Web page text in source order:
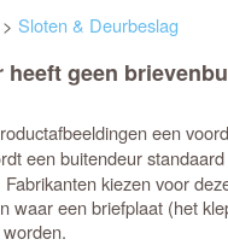
> Sloten & Deurbeslag
heeft geen
een
een buitendeur standaard
kiezen voor
waar een briefplaat (het